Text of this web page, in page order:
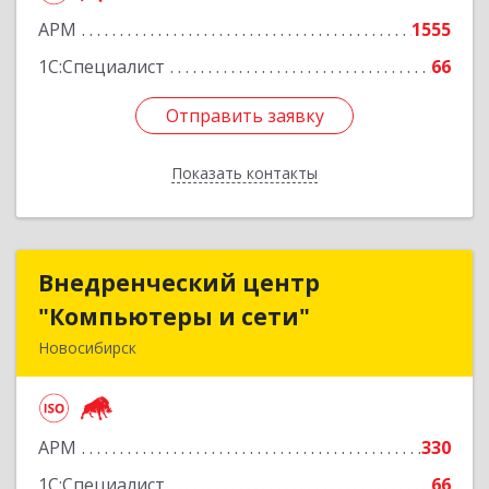
АРМ
1555
1С:Специалист
66
Отправить заявку
Показать контакты
Отправить заявку
Назад
Внедренческий центр
"Компьютеры и сети"
Новосибирск
АРМ
330
Внедренческий центр
"Компьютеры и сети"
Подробнее